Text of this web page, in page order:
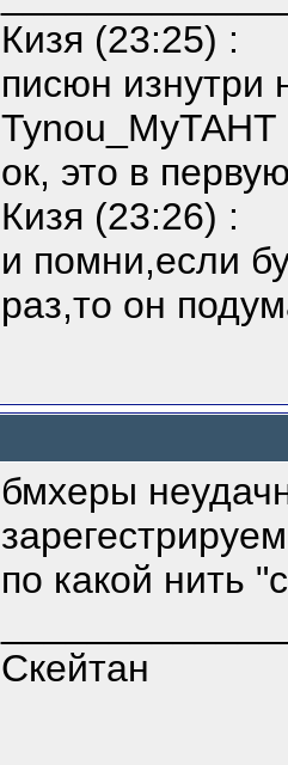
Кизя (23:25) :
писюн изнутри
ок, это в
Кизя (23:26) :
и помни,если
раз,то он
бмхеры
по какой нить
Скейтан